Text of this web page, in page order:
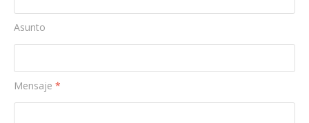
Asunto
Mensaje *